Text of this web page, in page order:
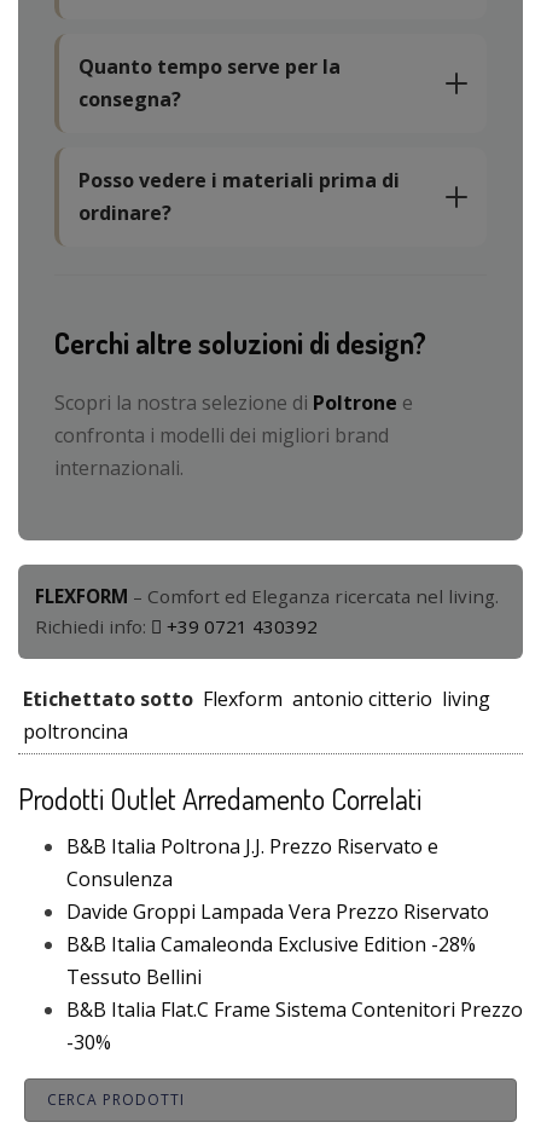
Quanto tempo serve per la
consegna?
Posso vedere i materiali prima di
ordinare?
Cerchi altre soluzioni di design?
Scopri la nostra selezione di Poltrone e
confronta i modelli dei migliori brand
internazionali.
FLEXFORM – Comfort ed Eleganza ricercata nel living.
Richiedi info:
+39 0721 430392
Etichettato sotto Flexform antonio citterio living
poltroncina
Prodotti Outlet Arredamento Correlati
B&B Italia Poltrona J.J. Prezzo Riservato e
Consulenza
Davide Groppi Lampada Vera Prezzo Riservato
B&B Italia Camaleonda Exclusive Edition -28%
Tessuto Bellini
B&B Italia Flat.C Frame Sistema Contenitori Prezzo
-30%